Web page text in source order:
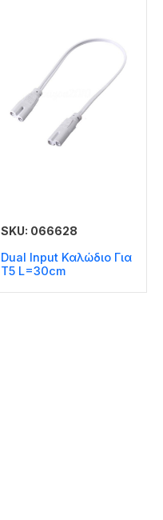
SKU: 066628
Dual Input Καλώδιο Για
T5 L=30cm